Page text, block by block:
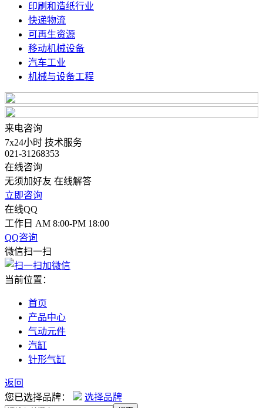
印刷和造纸行业
快递物流
可再生资源
移动机械设备
汽车工业
机械与设备工程
来电咨询
7x24小时 技术服务
021-31268353
在线咨询
无须加好友 在线解答
立即咨询
在线QQ
工作日 AM 8:00-PM 18:00
QQ咨询
微信扫一扫
当前位置：
首页
产品中心
气动元件
汽缸
针形气缸
返回
您已选择品牌：
选择品牌